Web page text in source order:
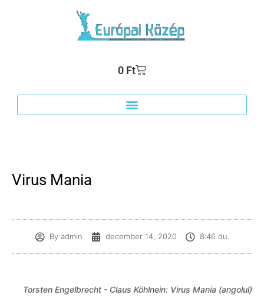
0 Ft
Virus Mania
Byadmin december 14, 2020 8:46 du.
Torsten Engelbrecht - Claus Köhlnein: Virus Mania (angolul)